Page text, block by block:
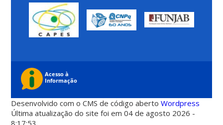
Desenvolvido com o CMS de código abertoWordpress
Última atualização do site foi em 04 de agosto 2026 -